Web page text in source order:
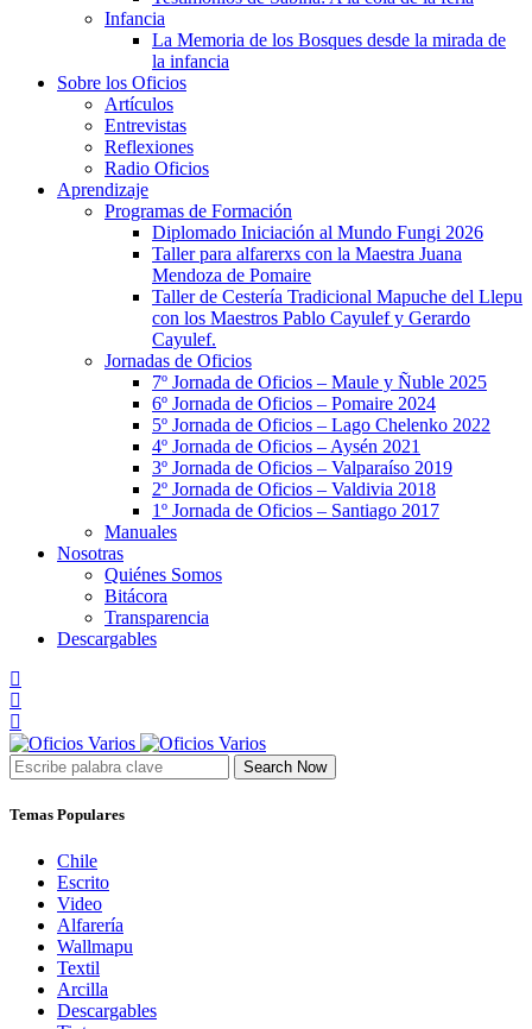
Infancia
La Memoria de los Bosques desde la mirada de
la infancia
Sobre los Oficios
Artículos
Entrevistas
Reflexiones
Radio Oficios
Aprendizaje
Programas de Formación
Diplomado Iniciación al Mundo Fungi 2026
Taller para alfarerxs con la Maestra Juana
Mendoza de Pomaire
Taller de Cestería Tradicional Mapuche del Llepu
con los Maestros Pablo Cayulef y Gerardo
Cayulef.
Jornadas de Oficios
7º Jornada de Oficios – Maule y Ñuble 2025
6º Jornada de Oficios – Pomaire 2024
5º Jornada de Oficios – Lago Chelenko 2022
4º Jornada de Oficios – Aysén 2021
3º Jornada de Oficios – Valparaíso 2019
2º Jornada de Oficios – Valdivia 2018
1º Jornada de Oficios – Santiago 2017
Manuales
Nosotras
Quiénes Somos
Bitácora
Transparencia
Descargables
Search Now
Temas Populares
Chile
Escrito
Video
Alfarería
Wallmapu
Textil
Arcilla
Descargables